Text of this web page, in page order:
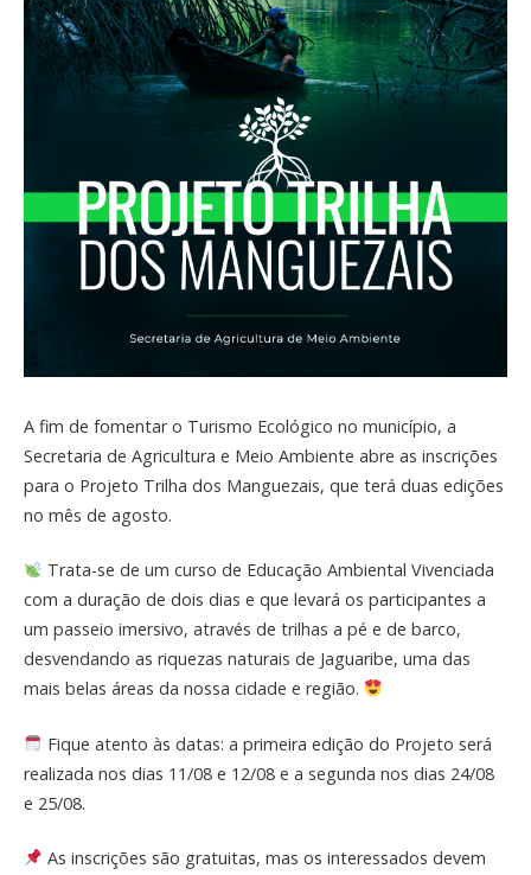
A fim de fomentar o Turismo Ecológico no município, a
Secretaria de Agricultura e Meio Ambiente abre as inscrições
para o Projeto Trilha dos Manguezais, que terá duas edições
no mês de agosto.
Trata-se de um curso de Educação Ambiental Vivenciada
com a duração de dois dias e que levará os participantes a
um passeio imersivo, através de trilhas a pé e de barco,
desvendando as riquezas naturais de Jaguaribe, uma das
mais belas áreas da nossa cidade e região.
Fique atento às datas: a primeira edição do Projeto será
realizada nos dias 11/08 e 12/08 e a segunda nos dias 24/08
e 25/08.
As inscrições são gratuitas, mas os interessados devem